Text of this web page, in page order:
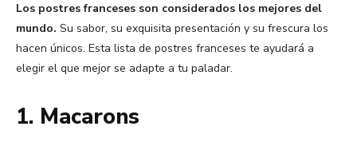
Los postres franceses son considerados los mejores del
mundo. Su sabor, su exquisita presentación y su frescura los
hacen únicos. Esta lista de postres franceses te ayudará a
elegir el que mejor se adapte a tu paladar.
1. Macarons